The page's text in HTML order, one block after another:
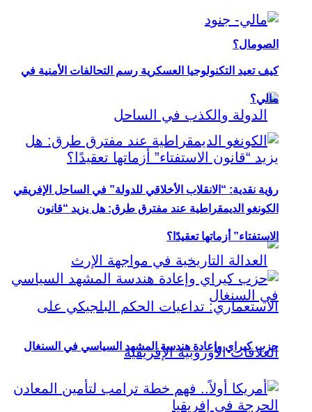
الصومال؟
رؤية نقدية: “الانقلاب الأخلاقي للدولة” في الساحل الإفريقي
كيف تعيد التكنولوجيا العسكرية رسم التحالفات الأمنية في
مالي؟
الكونغو الديمقراطية عند مفترق طرق: هل يزيد “قانون
الاستفتاء” أزماتها تعقيدًا؟
حزب كيراي وإعادة هندسة المشهد السياسي في السنغال